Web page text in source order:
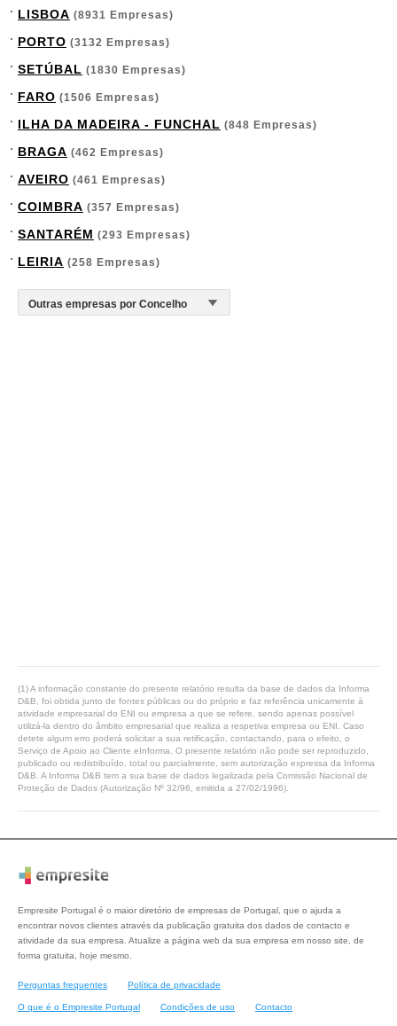
LISBOA (8931 Empresas)
PORTO (3132 Empresas)
SETÚBAL (1830 Empresas)
FARO (1506 Empresas)
ILHA DA MADEIRA - FUNCHAL (848 Empresas)
BRAGA (462 Empresas)
AVEIRO (461 Empresas)
COIMBRA (357 Empresas)
SANTARÉM (293 Empresas)
LEIRIA (258 Empresas)
(1) A informação constante do presente relatório resulta da base de dados da Informa
D&B, foi obtida junto de fontes públicas ou do próprio e faz referência unicamente à
atividade empresarial do ENI ou empresa a que se refere, sendo apenas possível
utilizá-la dentro do âmbito empresarial que realiza a respetiva empresa ou ENI. Caso
detete algum erro poderá solicitar a sua retificação, contactando, para o efeito, o
Serviço de Apoio ao Cliente eInforma. O presente relatório não pode ser reproduzido,
publicado ou redistribuído, total ou parcialmente, sem autorização expressa da Informa
D&B. A Informa D&B tem a sua base de dados legalizada pela Comissão Nacional de
Proteção de Dados (Autorização Nº 32/96, emitida a 27/02/1996).
Empresite Portugal é o maior diretório de empresas de Portugal, que o ajuda a
encontrar novos clientes através da publicação gratuita dos dados de contacto e
atividade da sua empresa. Atualize a página web da sua empresa em nosso site, de
forma gratuita, hoje mesmo.
Perguntas frequentes Política de privacidade
O que é o Empresite Portugal Condições de uso Contacto